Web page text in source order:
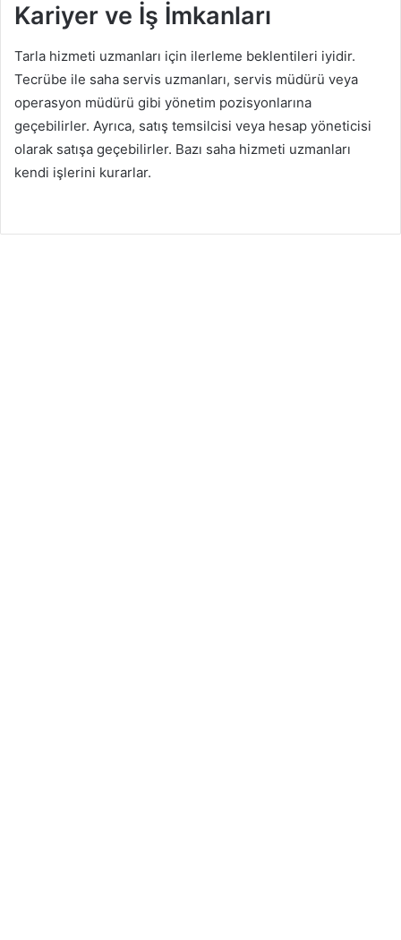
Kariyer ve İş İmkanları
Tarla hizmeti uzmanları için ilerleme beklentileri iyidir.
Tecrübe ile saha servis uzmanları, servis müdürü veya
operasyon müdürü gibi yönetim pozisyonlarına
geçebilirler. Ayrıca, satış temsilcisi veya hesap yöneticisi
olarak satışa geçebilirler. Bazı saha hizmeti uzmanları
kendi işlerini kurarlar.